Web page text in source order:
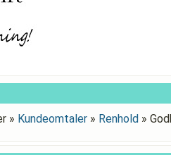
» Kundeomtaler » Renhold »